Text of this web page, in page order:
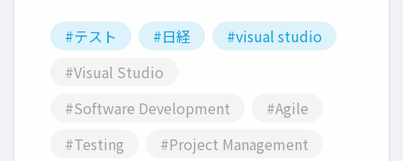
#テスト #日経
#visual studio
#Visual Studio
#Software Development
#Agile
#Testing
#Project Management